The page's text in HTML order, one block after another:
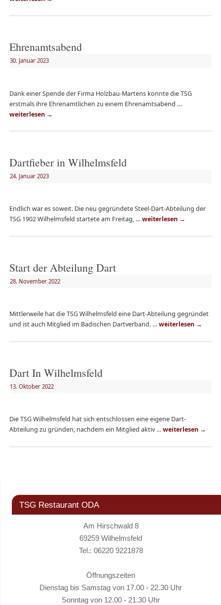
Ehrenamtsabend
30. Januar 2023
Dank einer Spende der Firma Holzbau-Martens konnte die TSG
erstmals ihre Ehrenamtlichen zu einem Ehrenamtsabend …
weiterlesen →
Dartfieber in Wilhelmsfeld
24. Januar 2023
Endlich war es soweit. Die neu gegründete Steel-Dart-Abteilung der
TSG 1902 Wilhelmsfeld startete am Freitag, … weiterlesen →
Start der Abteilung Dart
28. November 2022
Mittlerweile hat die TSG Wilhelmsfeld eine Dart-Abteilung gegründet
und ist auch Mitglied im Badischen Dartverband. … weiterlesen →
Dart In Wilhelmsfeld
13. Oktober 2022
Die TSG Wilhelmsfeld hat sich entschlossen eine eigene Dart-
Abteilung zu gründen, nachdem ein Mitglied aktiv … weiterlesen →
TSG Restaurant ODA
Am Hirschwald 8
69259 Wilhelmsfeld
Tel.: 06220 9221878
Öffnungszeiten
Dienstag bis Samstag von 17.00 - 22.30 Uhr
Sonntag von 12.00 - 21.30 Uhr